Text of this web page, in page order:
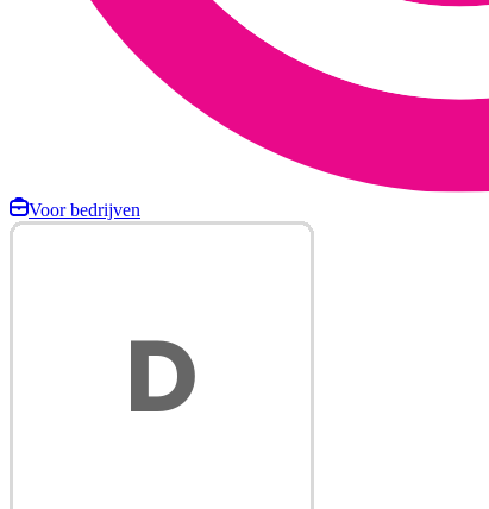
Voor bedrijven